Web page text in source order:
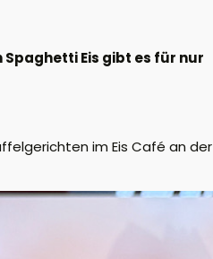
Spaghetti Eis gibt es für nur
im Eis Café an der